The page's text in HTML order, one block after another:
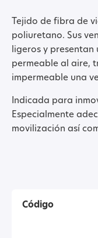
Tejido de fibra de
poliuretano. Sus
ligeros y
permeable al aire,
impermeable una
Indicada para
Especialmente
movilización así
Código